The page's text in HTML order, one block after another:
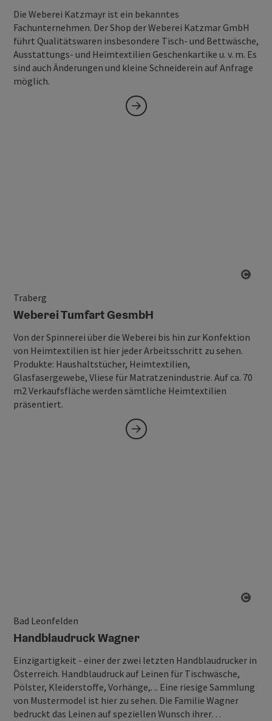
Die Weberei Katzmayr ist ein bekanntes
Fachunternehmen. Der Shop der Weberei Katzmar GmbH
führt Qualitätswaren insbesondere Tisch- und Bettwäsche,
Ausstattungs- und Heimtextilien Geschenkartike u. v. m. Es
sind auch Änderungen und kleine Schneiderein auf Anfrage
möglich.
Traberg
Weberei Tumfart GesmbH
Von der Spinnerei über die Weberei bis hin zur Konfektion
von Heimtextilien ist hier jeder Arbeitsschritt zu sehen.
Produkte: Haushaltstücher, Heimtextilien,
Glasfasergewebe, Vliese für Matratzenindustrie. Auf ca. 70
m2 Verkaufsfläche werden sämtliche Heimtextilien
präsentiert.
Bad Leonfelden
Handblaudruck Wagner
Einzigartigkeit - einer der zwei letzten Handblaudrucker in
Österreich. Handblaudruck auf Leinen für Tischwäsche,
Pölster, Kleiderstoffe, Vorhänge,. .. Eine riesige Sammlung
von Mustermodel ist hier zu sehen. Die Familie Wagner
bedruckt das Leinen auf speziellen Wunsch ihrer…